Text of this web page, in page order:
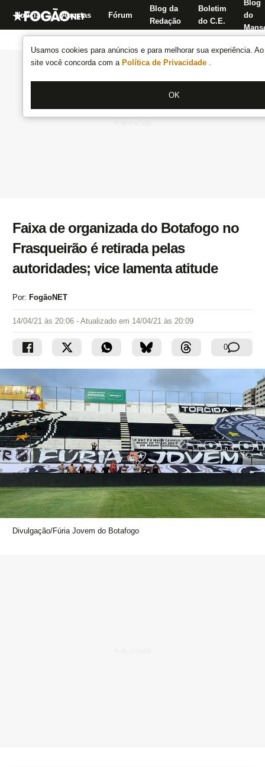
Usamos cookies para anúncios e para melhorar sua experiência.
site você concorda com a Política de Privacidade .
OK
Notícias Apostas Fórum
Blog da
Redação
Boletim
do C.E.
Blog
do
Faixa de organizada do Botafogo no
Frasqueirão é retirada pelas
autoridades; vice lamenta atitude
Por: FogãoNET
14/04/21 às 20:06 - Atualizado em 14/04/21 às 20:09
0
Divulgação/Fúria Jovem do Botafogo